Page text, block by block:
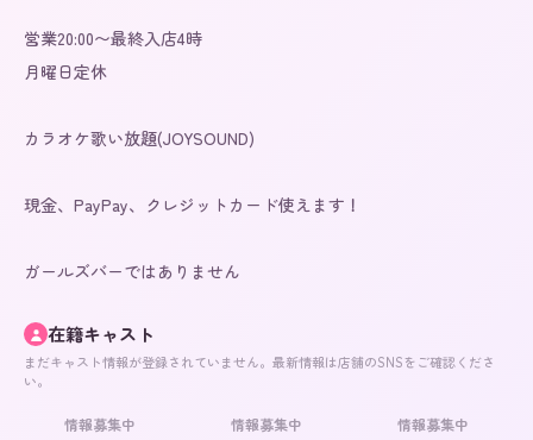
営業20:00〜最終入店4時
月曜日定休
カラオケ歌い放題(JOYSOUND)
現金、PayPay、クレジットカード使えます！
ガールズバーではありません
在籍キャスト
まだキャスト情報が登録されていません。最新情報は店舗のSNSをご確認くださ
い。
情報募集中 情報募集中 情報募集中